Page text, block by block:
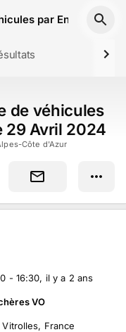
par Enchères
de véhicules
29 Avril 2024
Côte d'Azur
- 16:30, il y a 2 ans
VO
France